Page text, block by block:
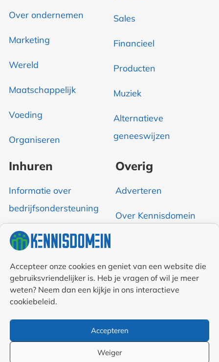
Accepteer onze cookies en geniet van een website die
gebruiksvriendelijker is. Heb je vragen of wil je meer
weten? Neem dan een kijkje in ons interactieve
cookiebeleid.
Accepteren
Weiger
Over ondernemen
Marketing
Wereld
Maatschappelijk
Voeding
Organiseren
Sales
Financieel
Producten
Muziek
Alternatieve
geneeswijzen
Inhuren
Informatie over
bedrijfsondersteuning
Overig
Adverteren
Over Kennisdomein
RSS & Nieuwsfeed
Auteurs
linkpartners
Algemene